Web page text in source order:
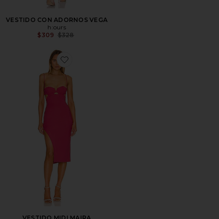
VESTIDO CON ADORNOS VEGA
h:ours
$309 Previous price:
$328
Favorite VESTIDO MIDI MAIRA